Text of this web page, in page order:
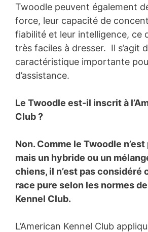
Twoodle peuvent également
force, leur capacité de
fiabilité et leur intelligence, ce
très faciles à dresser. Il s’agit
caractéristique importante
d’assistance.
Le Twoodle est-il inscrit à
Club ?
Non. Comme le Twoodle
mais un hybride ou un
chiens, il n’est pas considéré
race pure selon les normes de
Kennel Club.
L’American Kennel Club